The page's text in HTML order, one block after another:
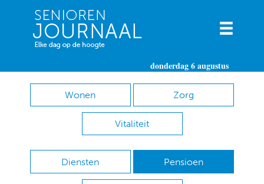
donderdag 6 augustus
Wonen Zorg
Vitaliteit
Diensten Pensioen